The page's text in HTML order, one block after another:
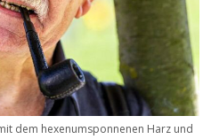
dem hexenumsponnenen Harz und